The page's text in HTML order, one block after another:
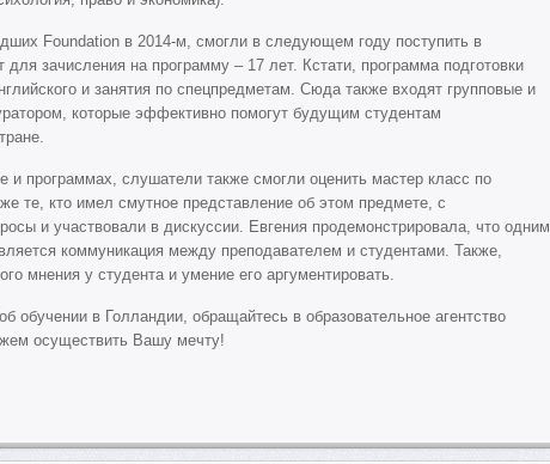
Foundation в 2014-м, смогли в следующем году поступить в
зачисления на программу – 17 лет. Кстати, программа подготовки
и занятия по спецпредметам. Сюда также входят групповые и
которые эффективно помогут будущим студентам
и программах, слушатели также смогли оценить мастер класс по
те, кто имел смутное представление об этом предмете, с
и участвовали в дискуссии. Евгения продемонстрировала, что одним
коммуникация между преподавателем и студентами. Также,
мнения у студента и умение его аргументировать.
обучении в Голландии, обращайтесь в образовательное агентство
осуществить Вашу мечту!